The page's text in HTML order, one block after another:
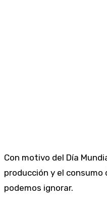
Con motivo del Día
producción y el
podemos ignorar.